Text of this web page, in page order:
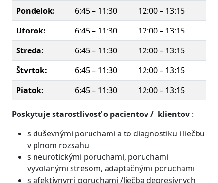
Pondelok: 6:45 – 11:30
12:00 – 13:15
Utorok:
6:45 – 11:30
12:00 – 13:15
Streda:
6:45 – 11:30
12:00 – 13:15
Štvrtok:
6:45 – 11:30
12:00 – 13:15
Piatok:
6:45 – 11:30 12:00 – 13:15
Poskytuje starostlivosť o pacientov / klientov :
s duševnými poruchami a to diagnostiku i liečbu
v plnom rozsahu
s neurotickými poruchami, poruchami
vyvolanými stresom, adaptačnými poruchami
s afektívnymi poruchami /liečba depresívnych